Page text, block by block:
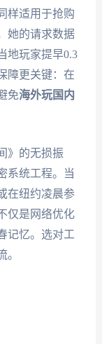
样适用于抢购
她的请求数据
地玩家提早0.3
障更关键：在
免海外玩国内
》的无损振
系统工程。当
在纽约凌晨参
仅是网络优化
记忆。选对工